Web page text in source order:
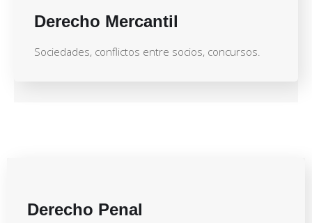
Derecho Mercantil
Sociedades, conflictos entre socios, concursos.
Derecho Penal